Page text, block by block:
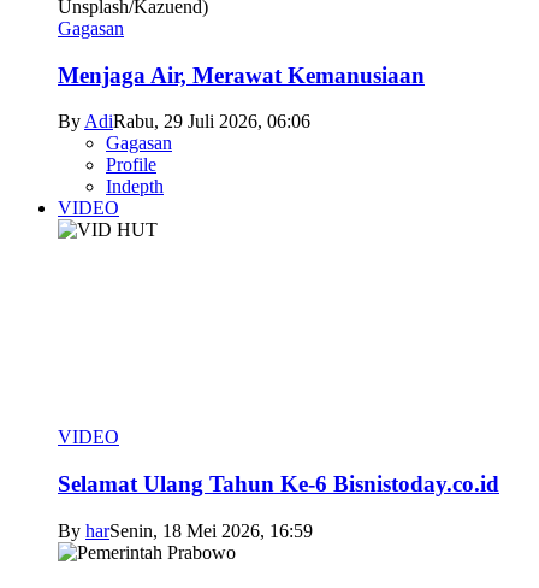
Gagasan
Menjaga Air, Merawat Kemanusiaan
ByAdiRabu, 29 Juli 2026, 06:06
Gagasan
Profile
Indepth
VIDEO
VIDEO
Selamat Ulang Tahun Ke-6 Bisnistoday.co.id
By harSenin, 18 Mei 2026, 16:59